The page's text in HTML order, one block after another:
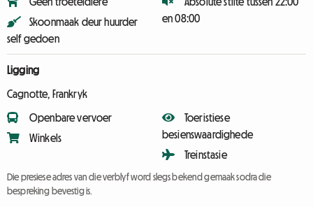
Skoonmaak deur huurder
self gedoen
en 08:00
Ligging
Cagnotte, Frankryk
Openbare vervoer
Winkels
Toeristiese
besienswaardighede
Treinstasie
Die presiese adres van die verblyf word slegs bekend gemaak sodra die
bespreking bevestig is.